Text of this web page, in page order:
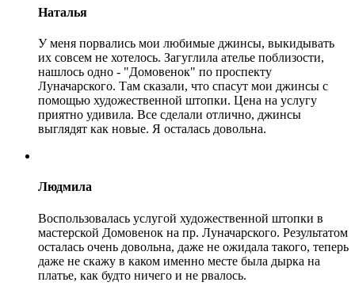
Наталья
У меня порвались мои любимые джинсы, выкидывать
их совсем не хотелось. Загуглила ателье поблизости,
нашлось одно - "Домовенок" по проспекту
Луначарского. Там сказали, что спасут мои джинсы с
помощью художественной штопки. Цена на услугу
приятно удивила. Все сделали отлично, джинсы
выглядят как новые. Я осталась довольна.
Людмила
Воспользовалась услугой художественной штопки в
мастерской Домовенок на пр. Луначарского. Результатом
осталась очень довольна, даже не ожидала такого, теперь
даже не скажу в каком именно месте была дырка на
платье, как будто ничего и не рвалось.